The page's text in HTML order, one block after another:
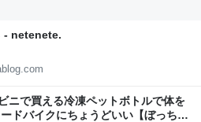
- netenete.
で買える冷凍ペットボトルで体を
ドバイクにちょうどいい【ぼっち・